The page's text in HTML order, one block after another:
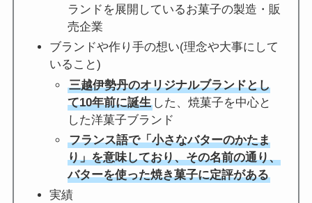
ランドを展開しているお菓子の製造・販
売企業
ブランドや作り手の想い(理念や大事にして
いること)
三越伊勢丹のオリジナルブランドとし
て10年前に誕生した、焼菓子を中心と
した洋菓子ブランド
フランス語で「小さなバターのかたま
り」を意味しており、その名前の通り、
バターを使った焼き菓子に定評がある
実績